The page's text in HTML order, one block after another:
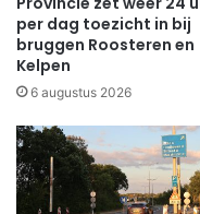
per dag toezicht in bij
bruggen Roosteren en
Kelpen
6 augustus 2026